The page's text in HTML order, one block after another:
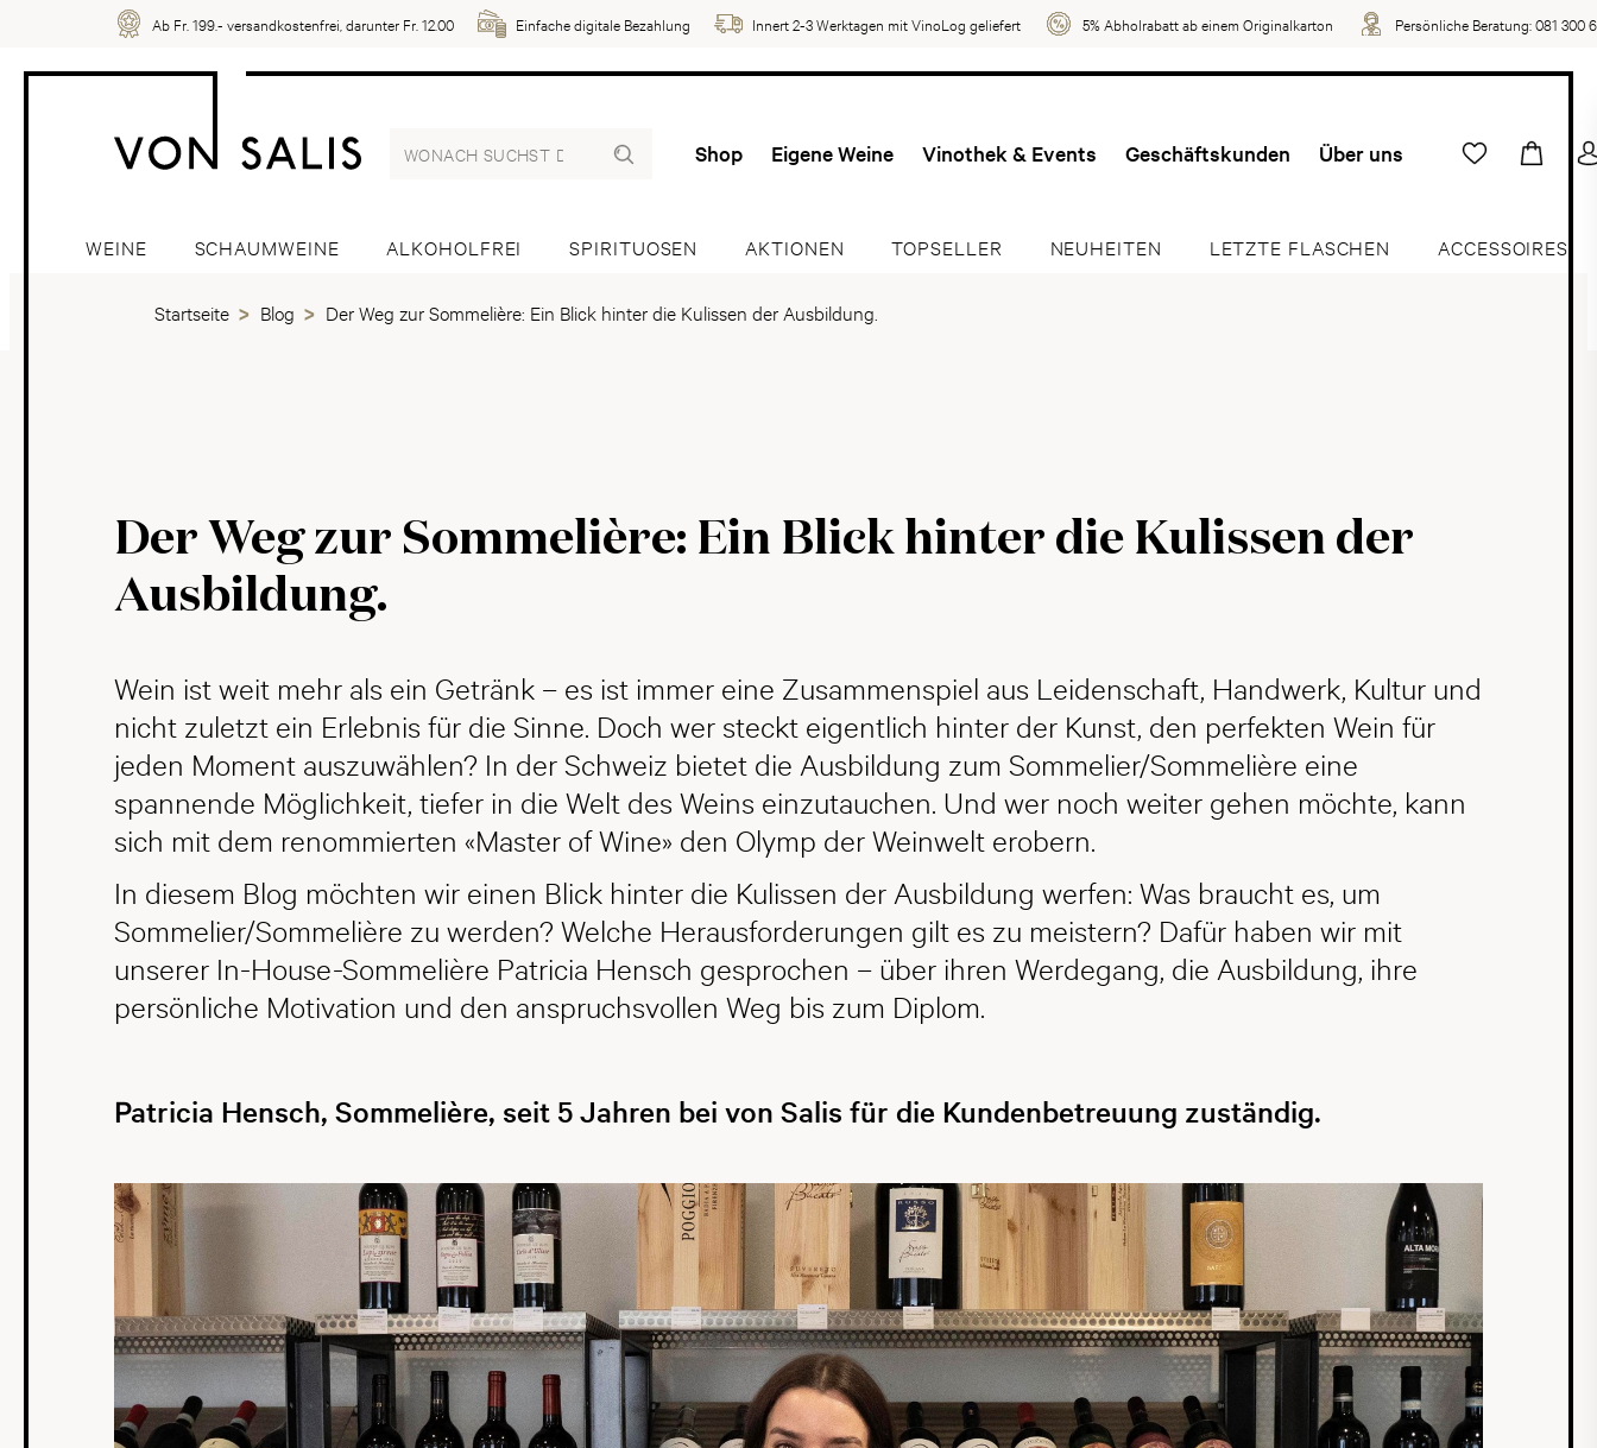
Ab Fr. 199.- versandkostenfrei, darunter Fr. 12.00 Einfache digitale Bezahlung Innert 2-3 Werktagen mit VinoLog geliefert 5% Abholrabatt ab einem Originalkarton Persönliche Beratung:081 300
Shop Eigene Weine Vinothek & Events Geschäftskunden Über uns
WEINE SCHAUMWEINE ALKOHOLFREI SPIRITUOSEN AKTIONEN TOPSELLER NEUHEITEN LETZTE FLASCHEN ACCESSOIRES
Startseite Blog Der Weg zur Sommelière: Ein Blick hinter die Kulissen der Ausbildung.
Der Weg zur Sommelière: Ein Blick hinter die Kulissen der
Ausbildung.
Wein ist weit mehr als ein Getränk – es ist immer eine Zusammenspiel aus Leidenschaft, Handwerk, Kultur und
nicht zuletzt ein Erlebnis für die Sinne. Doch wer steckt eigentlich hinter der Kunst, den perfekten Wein für
jeden Moment auszuwählen? In der Schweiz bietet die Ausbildung zum Sommelier/Sommelière eine
spannende Möglichkeit, tiefer in die Welt des Weins einzutauchen. Und wer noch weiter gehen möchte, kann
sich mit dem renommierten «Master of Wine» den Olymp der Weinwelt erobern.
In diesem Blog möchten wir einen Blick hinter die Kulissen der Ausbildung werfen: Was braucht es, um
Sommelier/Sommelière zu werden? Welche Herausforderungen gilt es zu meistern? Dafür haben wir mit
unserer In-House-Sommelière Patricia Hensch gesprochen – über ihren Werdegang, die Ausbildung, ihre
persönliche Motivation und den anspruchsvollen Weg bis zum Diplom.
Patricia Hensch, Sommelière, seit 5 Jahren bei von Salis für die Kundenbetreuung zuständig.